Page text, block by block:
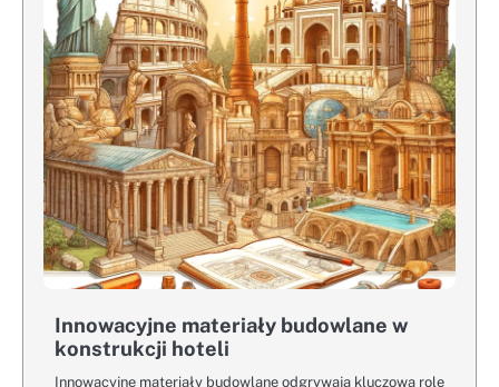
Innowacyjne materiały budowlane w
konstrukcji hoteli
Innowacyjne materiały budowlane odgrywają kluczową rolę